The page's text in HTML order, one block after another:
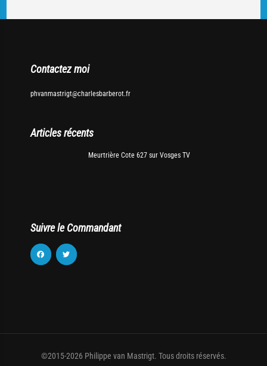
Contactez moi
phvanmastrigt@charlesbarberot.fr
Articles récents
Meurtrière Cote 627 sur Vosges TV
Suivre le Commandant
©2015-2026 Philippe van Mastrigt. Tous droits réservés.